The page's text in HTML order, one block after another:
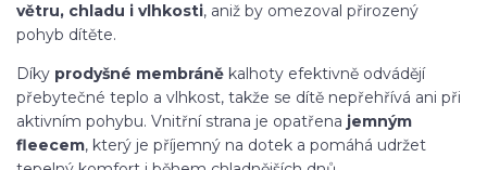
větru, chladu i vlhkosti, aniž by omezoval přirozený
pohyb dítěte.
Díky prodyšné membráně kalhoty efektivně odvádějí
přebytečné teplo a vlhkost, takže se dítě nepřehřívá ani při
aktivním pohybu. Vnitřní strana je opatřena jemným
fleecem, který je příjemný na dotek a pomáhá udržet